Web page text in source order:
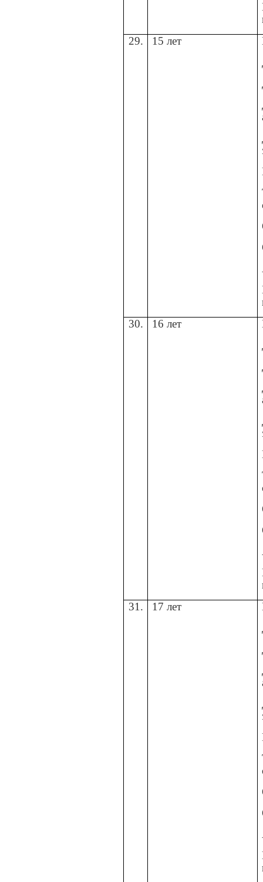
29.
15 лет
30.
16 лет
31.
17 лет